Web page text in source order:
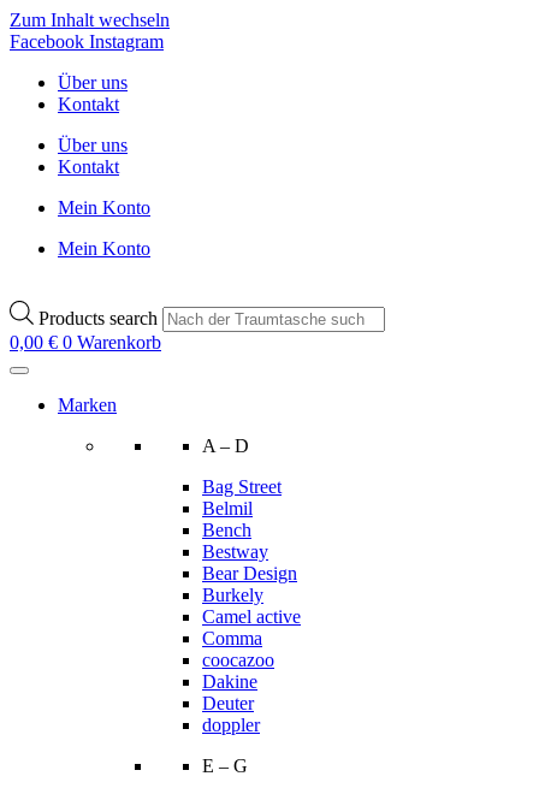
Zum Inhalt wechseln
Facebook Instagram
Über uns
Kontakt
Über uns
Kontakt
Mein Konto
Mein Konto
Products search
0,00 € 0 Warenkorb
Marken
A – D
Bag Street
Belmil
Bench
Bestway
Bear Design
Burkely
Camel active
Comma
coocazoo
Dakine
Deuter
doppler
E – G